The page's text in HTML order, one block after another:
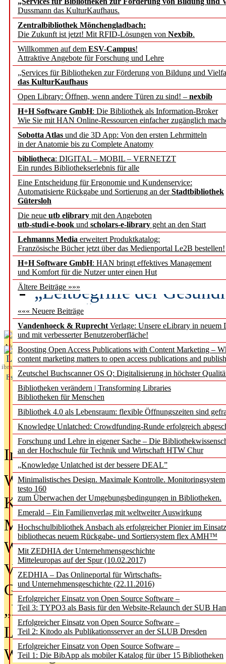
Dussmann das KulturKaufhaus.
Zentralbibliothek Mönchengladbach:
Die Zukunft ist jetzt! Mit RFID-Lösungen von Nexbib.
Willkommen auf dem ESV-Campus!
Attraktive Angebote für Forschung und Lehre
„Services für Bibliotheken zur Förderung von Bildung und
das KulturKaufhaus
Open Library: Öffnen, wenn andere Türen zu sind! – nexbib
H+H Software GmbH: Die Bibliothek als Information-Broker
Wie Sie mit HAN Online-Ressourcen einfacher zugänglich
Sobotta Atlas und die 3D App: Von den ersten Lehrmitteln
in der Anatomie bis zu Complete Anatomy
bibliotheca: DIGITAL – MOBIL – VERNETZT
Ein rundes Bibliothekserlebnis für alle
Eine Entscheidung für Ergonomie und Kundenservice:
Automatisierte Rückgabe und Sortierung an derStadtbibliothek
Gütersloh
Die neue utb elibrary mit den Angeboten
utb-studi-e-book und scholars-e-library geht an den Start
Lehmanns Media erweitert Produktkatalog:
Französische Bücher jetzt über das Medienportal Le2B bestellen!
H+H Software GmbH: HAN bringt effektives Management
und Komfort für die Nutzer unter einen Hut
Ältere Beiträge »»»
««« Neuere Beiträge
Vandenhoeck & Ruprecht Verlage: Unsere eLibrary in neuem
und mit verbesserter Benutzeroberfläche!
Boosting Open Access Publications with Content Marketing –
content marketing matters to open access publications and
Zeutschel Buchscanner OS Q: Digitalisierung in höchster
Bibliotheken verändern | Transforming Libraries
Bibliotheken für Menschen
Bibliothek 4.0 als Lebensraum: flexible Öffnungszeiten sind
Knowledge Unlatched: Crowdfunding-Runde erfolgreich
Forschung und Lehre in eigener Sache – Die
an der Hochschule für Technik und Wirtschaft HTW Chur
„Knowledge Unlatched ist der bessere DEAL”
Minimalistisches Design. Maximale Kontrolle. Monitoringsystem
testo 160
zum Überwachen der Umgebungsbedingungen in Bibliotheken.
Emerald – Ein Familienverlag mit weltweiter Auswirkung
Hochschulbibliothek Ansbach als erfolgreicher Pionier im
bibliothecas neuem Rückgabe- und Sortiersystem flex AMH™
Mit ZEDHIA der Unternehmensgeschichte
Mitteleuropas auf der Spur (10.02.2017)
ZEDHIA – Das Onlineportal für Wirtschafts-
und Unternehmensgeschichte (22.11.2016)
Erfolgreicher Einsatz von Open Source Software –
Teil 3: TYPO3 als Basis für den Website-Relaunch der SUB
Erfolgreicher Einsatz von Open Source Software –
Teil 2: Kitodo als Publikationsserver an der SLUB Dresden
Erfolgreicher Einsatz von Open Source Software –
Teil 1: Die BibApp als mobiler Katalog für über 15 Bibliotheken
angepasst
konstruktiv!
Mohr Siebeck
und die Zeitschrift für
Francke Attempto
EBSCO Information
Recherchefunktionen in
Sorbisches Institut neu
Geschichte und
Künstliche Intelligenz
besser zu verstehen
„Leitbegriffe der
des BIÖG erscheinen
Aktuelles aus
L
ibrary
Essentials
In der Ausgabe06/2026(August
Was Hochschul­bibliotheken von
Kinder in der digitalen Welt
Metadaten als Infrastruktur
Wenn Bots katalogisieren
Von Abschlusskleidern bis
Geisterjagd-Ausrüstung in der
„Library of Things“ unterwegs
Lesen als Infrastrukturaufgabe
Wie Jugendliche Social Media